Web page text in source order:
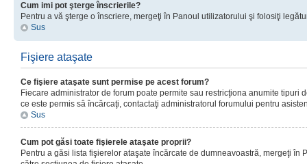
Cum imi pot şterge înscrierile?
Pentru a vă şterge o înscriere, mergeţi în Panoul utilizatorului şi folosiţi
Sus
Fişiere ataşate
Ce fişiere ataşate sunt permise pe acest forum?
Fiecare administrator de forum poate permite sau restricţiona anumite tipuri
ce este permis sâ încărcaţi, contactaţi administratorul forumului pentru
Sus
Cum pot găsi toate fişierele ataşate proprii?
Pentru a găsi lista fişierelor ataşate încărcate de dumneavoastră, mergeţi în